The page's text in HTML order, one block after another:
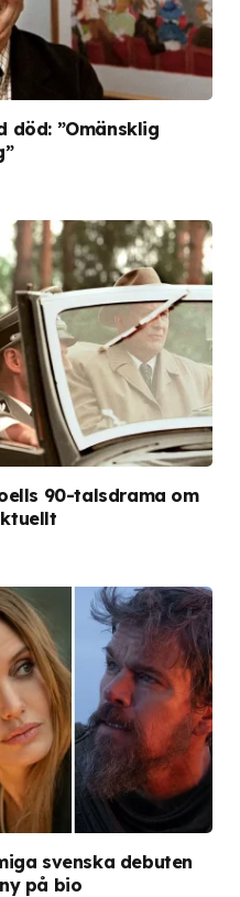
död: ”Omänsklig
90-talsdrama om
svenska debuten
på bio